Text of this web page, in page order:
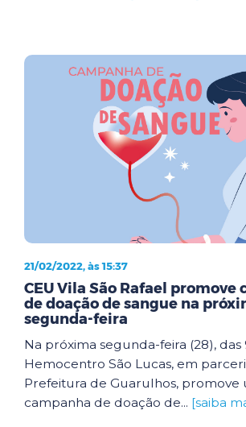
21/02/2022, às 15:37
CEU Vila São Rafael promove
de doação de sangue na
segunda-feira
Na próxima segunda-feira (28), das
Hemocentro São Lucas, em
Prefeitura de Guarulhos, promove
campanha de doação de... [saiba